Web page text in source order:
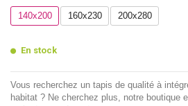
140x200 160x230 200x280
En stock
Vous recherchez un tapis de qualité à
habitat ? Ne cherchez plus, notre boutique